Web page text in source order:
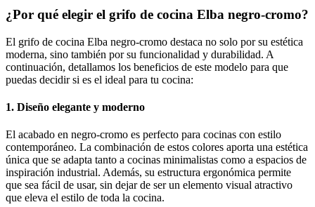
¿Por qué elegir el grifo de cocina Elba negro-cromo?
El grifo de cocina Elba negro-cromo destaca no solo por su estética
moderna, sino también por su funcionalidad y durabilidad. A
continuación, detallamos los beneficios de este modelo para que
puedas decidir si es el ideal para tu cocina:
1. Diseño elegante y moderno
El acabado en negro-cromo es perfecto para cocinas con estilo
contemporáneo. La combinación de estos colores aporta una estética
única que se adapta tanto a cocinas minimalistas como a espacios de
inspiración industrial. Además, su estructura ergonómica permite
que sea fácil de usar, sin dejar de ser un elemento visual atractivo
que eleva el estilo de toda la cocina.